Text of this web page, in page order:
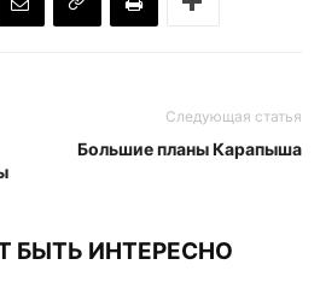
Следующая статья
Большие планы Карапыша
БЫТЬ ИНТЕРЕСНО